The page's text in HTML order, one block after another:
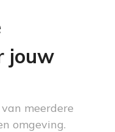
jouw
meerdere
omgeving.